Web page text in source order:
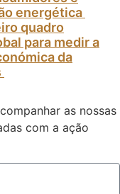
energética
quadro
para medir a
da
as nossas
com a ação